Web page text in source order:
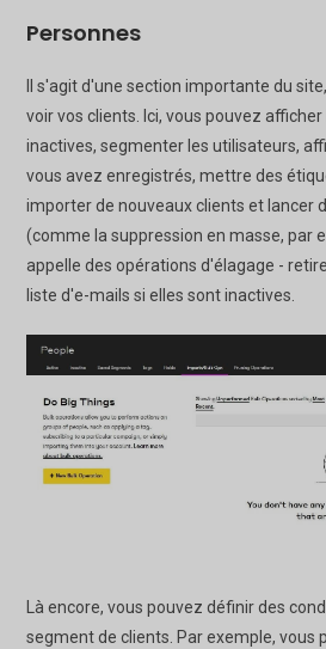
Personnes
Il s'agit d'une section importante du
voir vos clients. Ici, vous pouvez
inactives, segmenter les utilisateurs,
vous avez enregistrés, mettre des
importer de nouveaux clients et lancer
(comme la suppression en masse, par
appelle des opérations d'élagage -
liste d'e-mails si elles sont inactives.
Là encore, vous pouvez définir des
segment de clients. Par exemple, vous